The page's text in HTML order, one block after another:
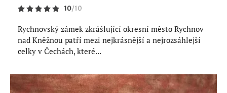
10/10
Rychnovský zámek zkrášlující okresní město Rychnov
nad Kněžnou patří mezi nejkrásnější a nejrozsáhlejší
celky v Čechách, které...